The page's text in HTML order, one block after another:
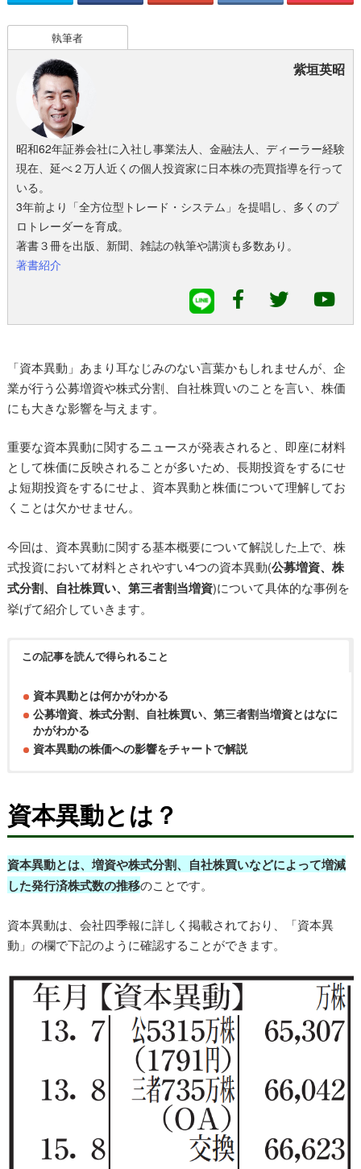
執筆者
紫垣英昭
昭和62年証券会社に入社し事業法人、金融法人、ディーラー経験
現在、延べ２万人近くの個人投資家に日本株の売買指導を行って
いる。
3年前より「全方位型トレード・システム」を提唱し、多くのプ
ロトレーダーを育成。
著書３冊を出版、新聞、雑誌の執筆や講演も多数あり。
著書紹介
「資本異動」あまり耳なじみのない言葉かもしれませんが、企
業が行う公募増資や株式分割、自社株買いのことを言い、株価
にも大きな影響を与えます。
重要な資本異動に関するニュースが発表されると、即座に材料
として株価に反映されることが多いため、長期投資をするにせ
よ短期投資をするにせよ、資本異動と株価について理解してお
くことは欠かせません。
今回は、資本異動に関する基本概要について解説した上で、株
式投資において材料とされやすい4つの資本異動(公募増資、株
式分割、自社株買い、第三者割当増資)について具体的な事例を
挙げて紹介していきます。
この記事を読んで得られること
資本異動とは何かがわかる
公募増資、株式分割、自社株買い、第三者割当増資とはなに
かがわかる
資本異動の株価への影響をチャートで解説
資本異動とは？
資本異動とは、増資や株式分割、自社株買いなどによって増減
した発行済株式数の推移のことです。
資本異動は、会社四季報に詳しく掲載されており、「資本異
動」の欄で下記のように確認することができます。